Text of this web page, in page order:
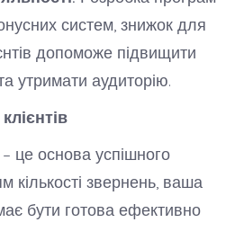
систем, знижок для
допоможе підвищити
утримати аудиторію.
це основа успішного
кількості звернень, ваша
бути готова ефективно